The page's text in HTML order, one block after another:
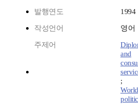
발행연도 1994
작성언어 영어
주제어
and
;
World